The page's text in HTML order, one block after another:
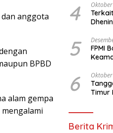
anggota
BPBD
alam gempa
4
5
FPMI
6
Timur
Berita